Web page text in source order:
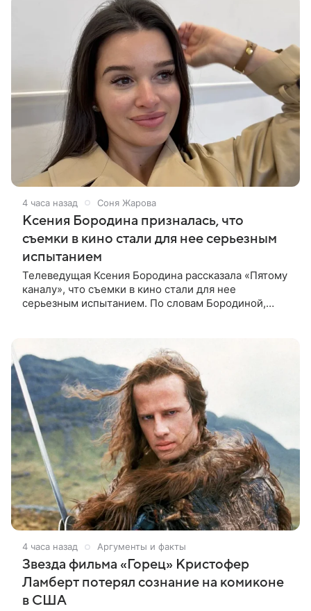
4 часа назад Соня Жарова
Ксения Бородина призналась, что
съемки в кино стали для нее серьезным
испытанием
Телеведущая Ксения Бородина рассказала «Пятому
каналу», что съемки в кино стали для нее
серьезным испытанием. По словам Бородиной,
4 часа назад Аргументы и факты
Звезда фильма «Горец» Кристофер
Ламберт потерял сознание на комиконе
в США